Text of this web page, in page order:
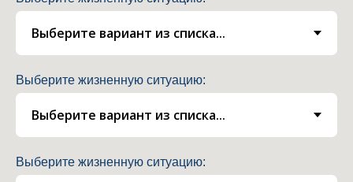
Выберите жизненную ситуацию:
Выберите жизненную ситуацию: